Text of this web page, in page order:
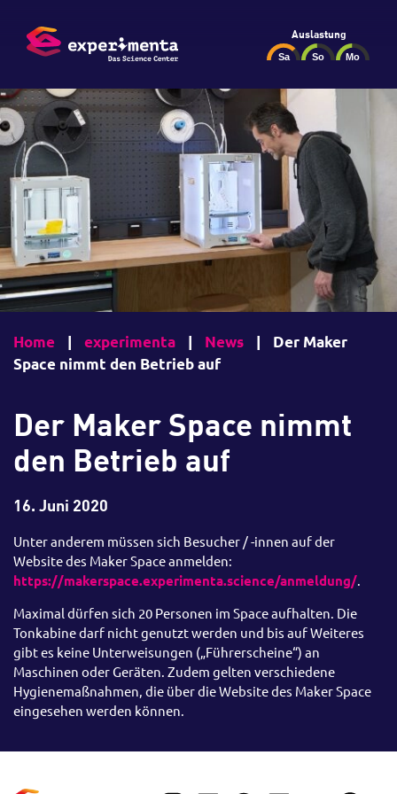
Auslastung
Home | experimenta | News |
Der Maker
Space nimmt den Betrieb auf
Der Maker Space nimmt
den Betrieb auf
16. Juni 2020
Unter anderem müssen sich Besucher / -innen auf der
Website des Maker Space anmelden:
https://makerspace.experimenta.science/anmeldung/.
Maximal dürfen sich 20 Personen im Space aufhalten. Die
Tonkabine darf nicht genutzt werden und bis auf Weiteres
gibt es keine Unterweisungen („Führerscheine“) an
Maschinen oder Geräten. Zudem gelten verschiedene
Hygienemaßnahmen, die über die Website des Maker Space
eingesehen werden können.